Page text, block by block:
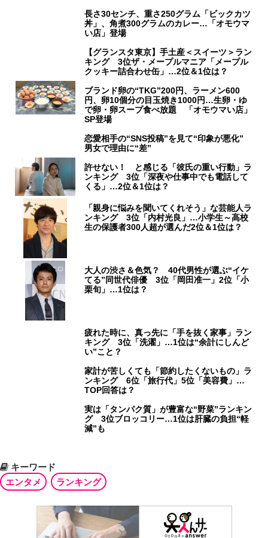
長さ30センチ、重さ250グラム「ビックカツ
丼」、角煮300グラムのカレー…「オモウマ
い店」登場
【グランスタ東京】手土産＜スイーツ＞ラン
キング 3位ザ・メープルマニア「メープル
クッキー詰合わせ缶」…2位＆1位は？
ブランド卵の“TKG”200円、ラーメン600
円、卵10個分の目玉焼き1000円…生卵・ゆ
で卵・卵スープ食べ放題 「オモウマい店」
SP登場
恋愛相手の“SNS投稿”を見て“印象が悪化”
男女で理由に“差”
許せない！ と感じる「彼氏の重い行動」ラ
ンキング 3位「深夜や仕事中でも電話して
くる」…2位＆1位は？
「親身に悩みを聞いてくれそう」な芸能人ラ
ンキング 3位「内村光良」…小学生～高校
生の保護者300人超が選んだ2位＆1位は？
大人の渋さ＆色気？ 40代男性が選ぶ“イケ
てる”同世代俳優 3位「岡田准一」2位「小
栗旬」…1位は？
疲れた時に、真っ先に「手を抜く家事」ラン
キング 3位「洗濯」…1位は“余計にしんど
い”こと？
家計が苦しくても「節約したくないもの」ラ
ンキング 6位「旅行代」5位「美容費」…
TOP回答は？
実は「タンパク質」が豊富な“野菜”ランキン
グ 3位ブロッコリー…1位は肝臓の負担“軽
減”も
キーワード
エンタメ
ランキング